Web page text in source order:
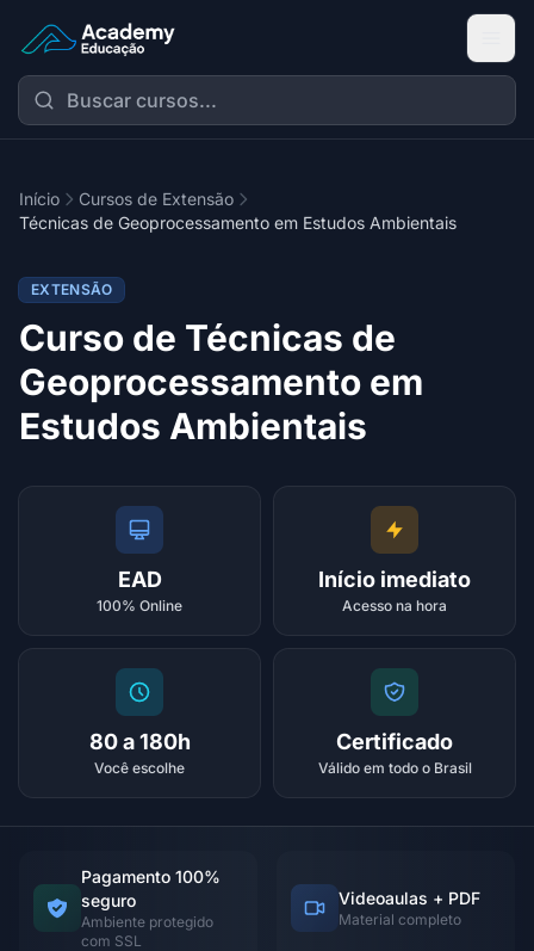
Academy Extensão
Início
Cursos de Extensão
Técnicas de Geoprocessamento em Estudos Ambientais
EXTENSÃO
Curso de Técnicas de
Geoprocessamento em
Estudos Ambientais
EAD
100% Online
Início imediato
Acesso na hora
80 a 180h
Você escolhe
Certificado
Válido em todo o Brasil
Pagamento 100%
seguro
Ambiente protegido
com SSL
Videoaulas + PDF
Material completo